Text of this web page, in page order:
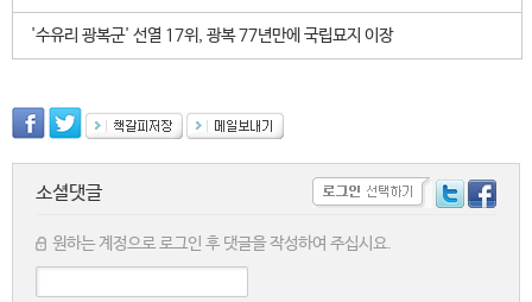
'수유리 광복군' 선열 17위, 광복 77년만에 국립묘지 이장
소셜댓글
원하는 계정으로 로그인 후 댓글을 작성하여 주십시요.